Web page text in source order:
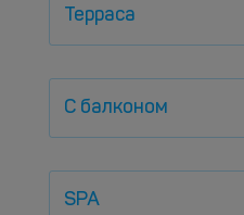
Терраса
С балконом
SPA